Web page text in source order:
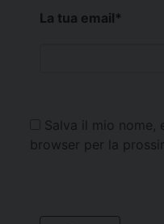
La tua email*
Salva il mio nome,
browser per la